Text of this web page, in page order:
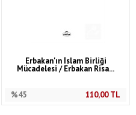
Erbakan'ın İslam Birliği
Mücadelesi / Erbakan Risa...
%45 110,00TL